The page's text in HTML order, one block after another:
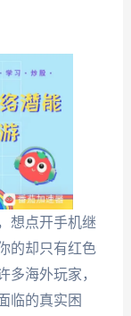
想点开手机继
的却只有红色
多海外玩家，
临的真实困